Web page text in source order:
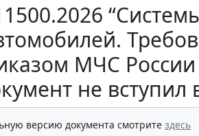
МЧС
не вступил
версию документа смотрите здесь